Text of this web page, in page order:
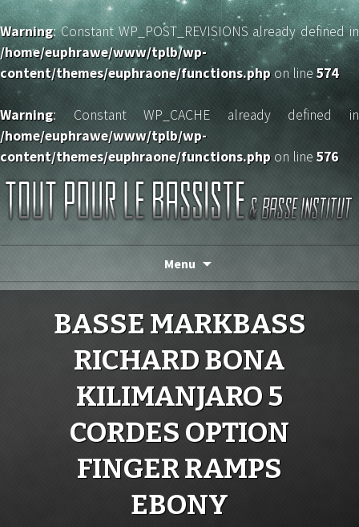
Warning: Constant WP_POST_REVISIONS already defined in
/home/euphrawe/www/tplb/wp-
content/themes/euphraone/functions.phpon line 574
Warning: Constant WP_CACHE already defined in
/home/euphrawe/www/tplb/wp-
content/themes/euphraone/functions.php on line 576
TOUT POUR LE BASSISTE
Menu
BASSE MARKBASS
RICHARD BONA
KILIMANJARO 5
CORDES OPTION
FINGER RAMPS
EBONY